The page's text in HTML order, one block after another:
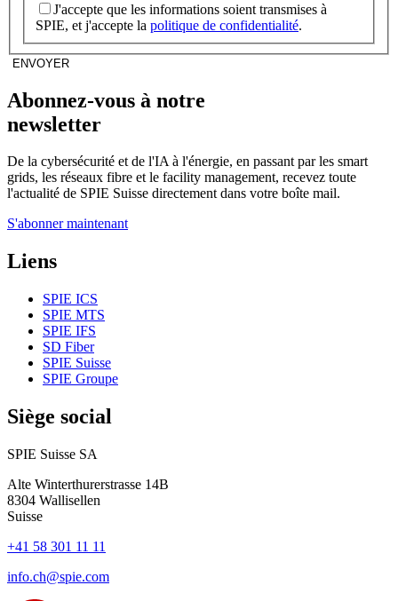
J'accepte que les informations soient transmises à
SPIE, et j'accepte la politique de confidentialité.
ENVOYER
Abonnez-vous à notre
newsletter
De la cybersécurité et de l'IA à l'énergie, en passant par les smart
grids, les réseaux fibre et le facility management, recevez toute
l'actualité de SPIE Suisse directement dans votre boîte mail.
S'abonner maintenant
Liens
SPIE ICS
SPIE MTS
SPIE IFS
SD Fiber
SPIE Suisse
SPIE Groupe
Siège social
SPIE Suisse SA
Alte Winterthurerstrasse 14B
8304 Wallisellen
Suisse
+41 58 301 11 11
info.ch@spie.com